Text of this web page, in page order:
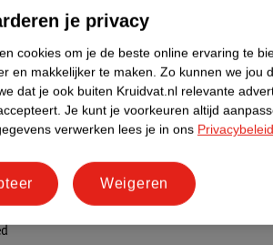
zijn:
voor normale dagen
zijn geschikt voor
inlegkruisjes hebben een hoog
passen door hun formaat in elk
hebben flexibele zijkanten en passen
je privacy
cookies om je de beste online ervaring te
en makkelijker te maken. Zo kunnen we jou
dat je ook buiten Kruidvat.nl relevante
Je kunt je voorkeuren altijd
verwerken lees je in ons Privacybeleid
Weigeren